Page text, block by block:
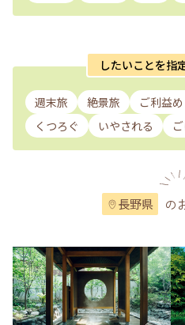
したいことを指
週末旅 絶景旅 ご利益
くつろぐ
いやされる
長野県 の